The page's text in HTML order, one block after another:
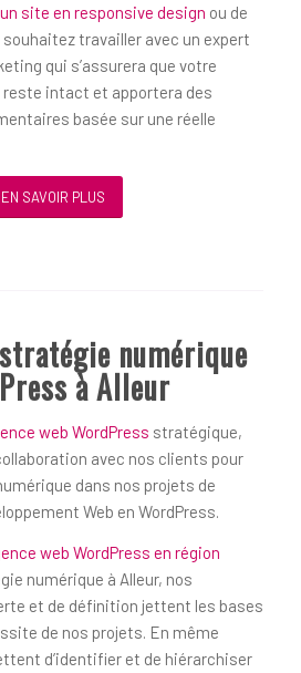
site en responsive design ou de
travailler avec un expert
qui s’assurera que votre
intact et apportera des
basée sur une réelle
EN SAVOIR PLUS
numérique
à Alleur
web WordPress stratégique,
avec nos clients pour
dans nos projets de
Web en WordPress.
web WordPress en région
numérique à Alleur, nos
et de définition jettent les bases
de nos projets. En même
d’identifier et de hiérarchiser